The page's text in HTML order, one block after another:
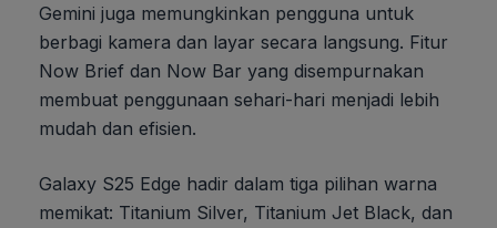
Gemini juga memungkinkan pengguna untuk
berbagi kamera dan layar secara langsung. Fitur
Now Brief dan Now Bar yang disempurnakan
membuat penggunaan sehari-hari menjadi lebih
mudah dan efisien.
Galaxy S25 Edge hadir dalam tiga pilihan warna
memikat: Titanium Silver, Titanium Jet Black, dan